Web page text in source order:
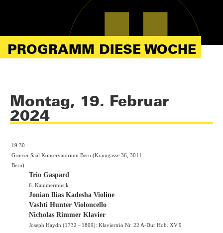
PROGRAMM DIESE WOCHE
Montag, 19. Februar
2024
19:30
Grosser Saal Konservatorium Bern (Kramgasse 36, 3011
Bern)
Trio Gaspard
6. Kammermusik
Jonian Ilias Kadesha Violine
Vashti Hunter Violoncello
Nicholas Rimmer Klavier
Joseph Haydn (1732 – 1809): Klaviertrio Nr. 22 A-Dur Hob. XV:9